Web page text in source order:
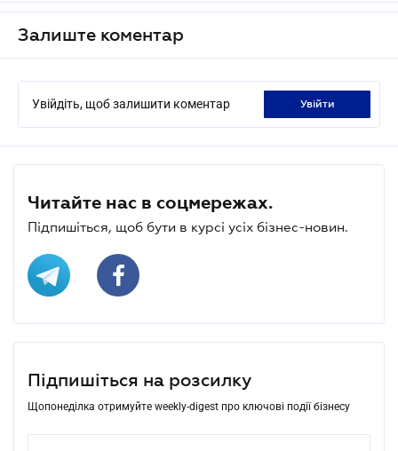
Залиште коментар
Увійдіть, щоб залишити коментар увійти
Читайте нас в соцмережах.
Підпишіться, щоб бути в курсі усіх бізнес-новин.
Підпишіться на розсилку
Щопонеділка отримуйте weekly-digest про ключові події бізнесу